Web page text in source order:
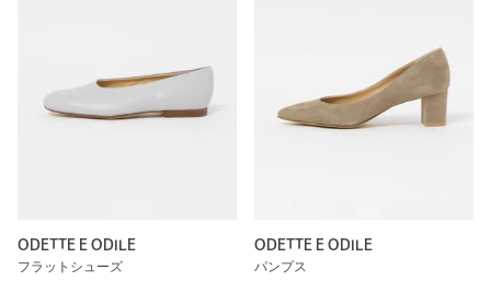
ODETTE E ODILE
フラットシューズ
ODETTE E ODILE
パンプス